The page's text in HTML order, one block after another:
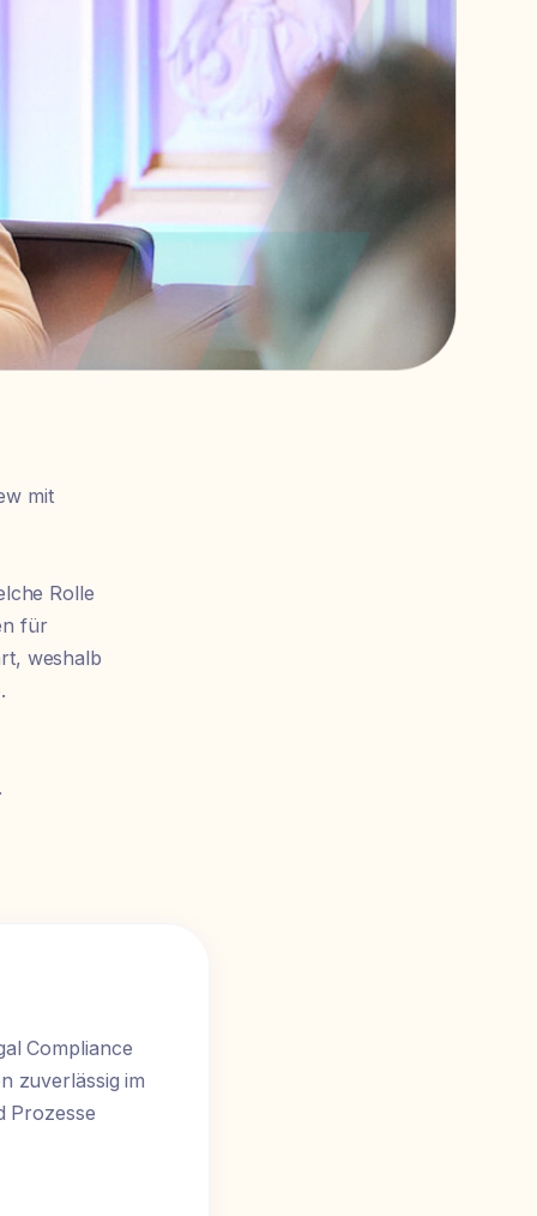
mit
Rolle
für
weshalb
Compliance
zuverlässig im
Prozesse